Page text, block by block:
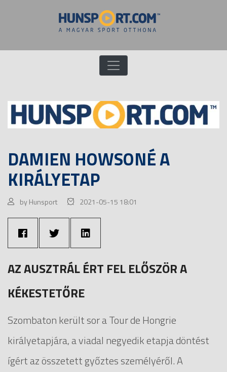
DAMIEN HOWSONÉ A
KIRÁLYETAP
by Hunsport 2021-05-15 18:01
AZ AUSZTRÁL ÉRT FEL ELŐSZÖR A
KÉKESTETŐRE
Szombaton került sor a Tour de Hongrie
királyetapjára, a viadal negyedik etapja döntést
ígért az összetett győztes személyéről. A